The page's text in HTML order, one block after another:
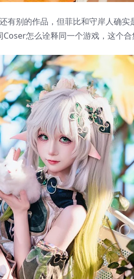
有别的作品，但菲比和守岸人确实
怎么诠释同一个游戏，这个合